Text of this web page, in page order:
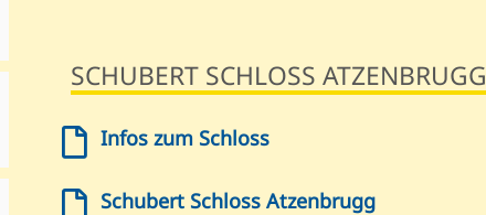
SCHUBERT SCHLOSS ATZENBRUGG
Infos zum Schloss
Schubert Schloss Atzenbrugg